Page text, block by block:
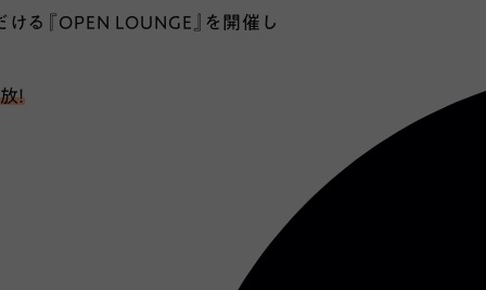
る『OPEN LOUNGE』を開催し
！